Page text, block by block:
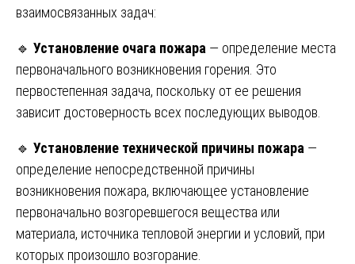
взаимосвязанных задач:
🔹 Установление очага пожара — определение места
первоначального возникновения горения. Это
первостепенная задача, поскольку от ее решения
зависит достоверность всех последующих выводов.
🔹 Установление технической причины пожара —
определение непосредственной причины
возникновения пожара, включающее установление
первоначально возгоревшегося вещества или
материала, источника тепловой энергии и условий, при
которых произошло возгорание.